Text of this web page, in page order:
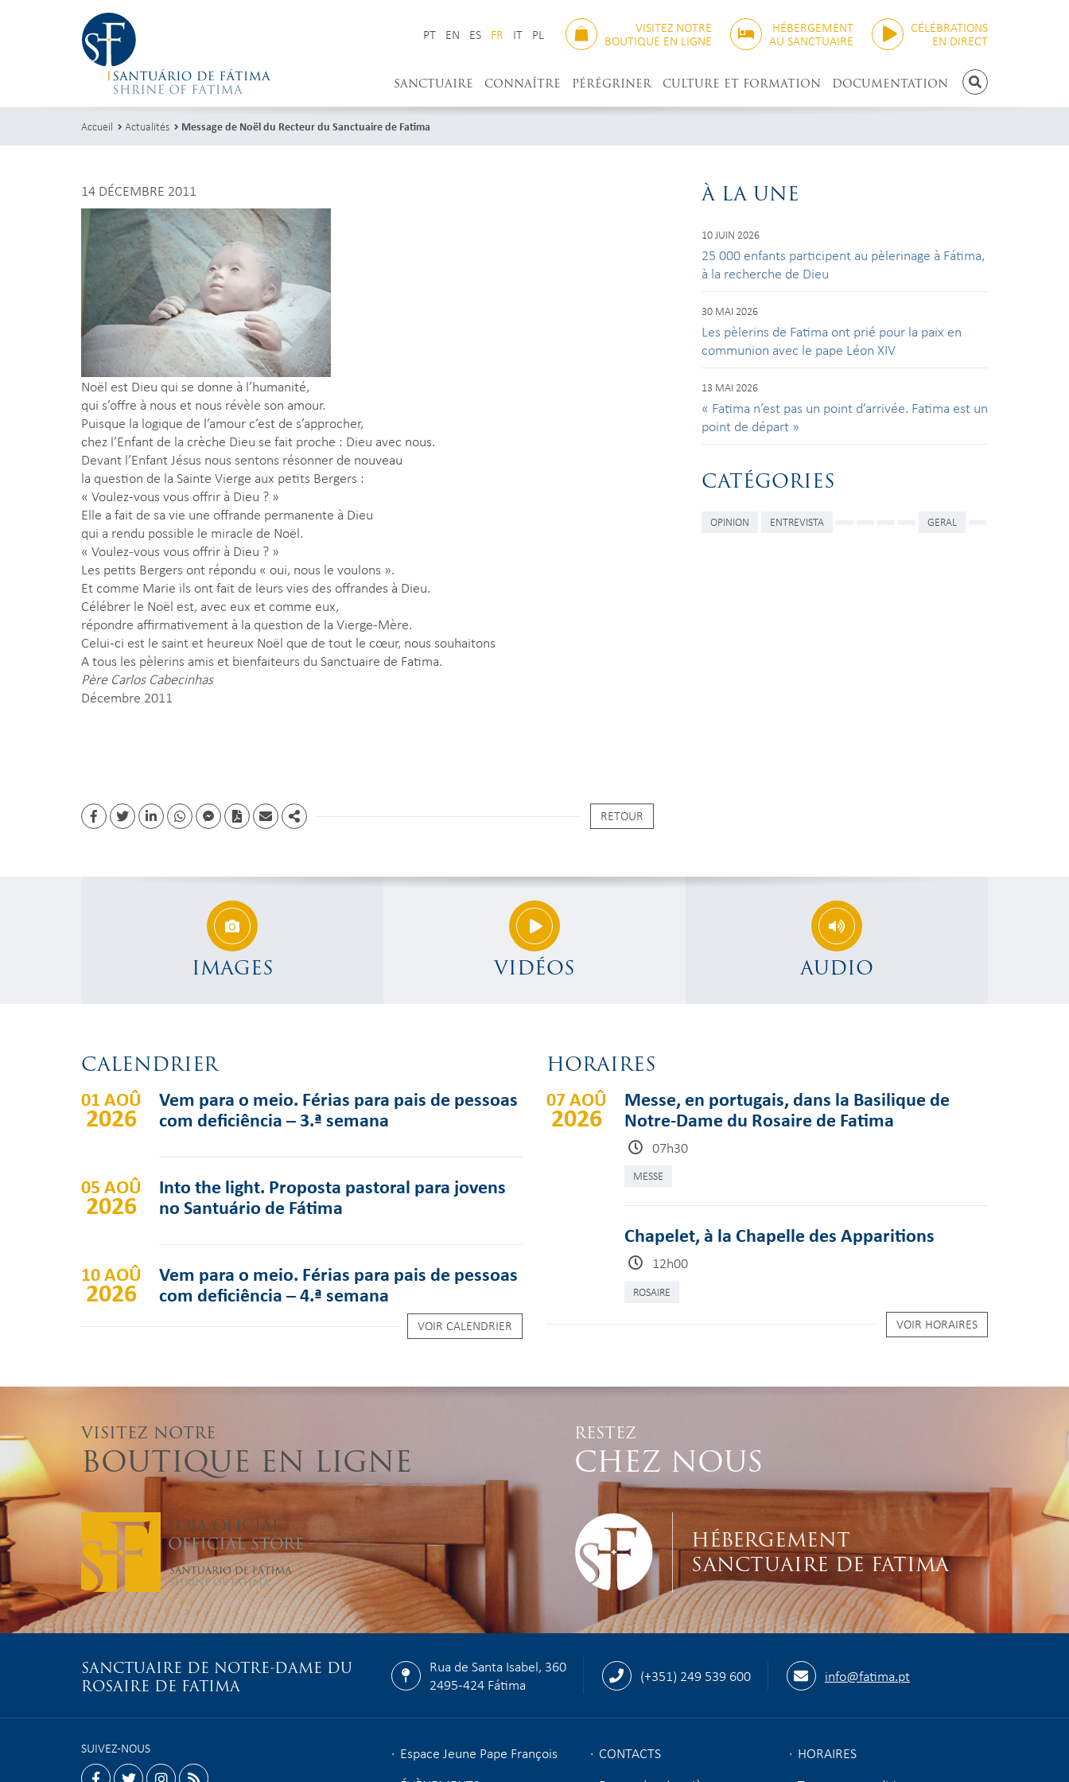
PT EN ES FR IT PL VISITEZ NOTRE
BOUTIQUE EN LIGNE
HÉBERGEMENT
AU SANCTUAIRE
CÉLÉBRATIONS
EN DIRECT
RECHERCHE
SANCTUAIRE CONNAÎTRE PÉRÉGRINER CULTURE ET FORMATION DOCUMENTATION
Accueil Actualités Message de Noël du Recteur du Sanctuaire de Fatima
14 DÉCEMBRE 2011
Noël est Dieu qui se donne à l’humanité,
qui s’offre à nous et nous révèle son amour.
Puisque la logique de l’amour c’est de s’approcher,
chez l’Enfant de la crèche Dieu se fait proche : Dieu avec nous.
Devant l’Enfant Jésus nous sentons résonner de nouveau
la question de la Sainte Vierge aux petits Bergers :
« Voulez-vous vous offrir à Dieu ? »
Elle a fait de sa vie une offrande permanente à Dieu
qui a rendu possible le miracle de Noël.
« Voulez-vous vous offrir à Dieu ? »
Les petits Bergers ont répondu « oui, nous le voulons ».
Et comme Marie ils ont fait de leurs vies des offrandes à Dieu.
Célébrer le Noël est, avec eux et comme eux,
répondre affirmativement à la question de la Vierge-Mère.
Celui-ci est le saint et heureux Noël que de tout le cœur, nous souhaitons
A tous les pèlerins amis et bienfaiteurs du Sanctuaire de Fatima.
Père Carlos Cabecinhas
Décembre 2011
FacebookTwitterLinkedinwhatsappfacebook messenger
PDF EmailShare
RETOUR
À LA UNE
10 JUIN 2026
25 000 enfants participent au pèlerinage à Fátima,
à la recherche de Dieu
30 MAI 2026
Les pèlerins de Fatima ont prié pour la paix en
communion avec le pape Léon XIV
13 MAI 2026
« Fatima n’est pas un point d’arrivée. Fatima est un
point de départ »
CATÉGORIES
OPINION ENTREVISTA GERAL
IMAGES VIDÉOS AUDIO
CALENDRIER
01 AOÛ
2026
Vem para o meio. Férias para pais de pessoas
com deficiência – 3.ª semana
05 AOÛ
2026
Into the light. Proposta pastoral para jovens
no Santuário de Fátima
10 AOÛ
2026
Vem para o meio. Férias para pais de pessoas
com deficiência – 4.ª semana
VOIR CALENDRIER
HORAIRES
07 AOÛ
2026
Messe, en portugais, dans la Basilique de
Notre-Dame du Rosaire de Fatima
07h30
MESSE
Chapelet, à la Chapelle des Apparitions
12h00
ROSAIRE
VOIR HORAIRES
VISITEZ NOTRE
BOUTIQUE EN LIGNE
RESTEZ
CHEZ NOUS
HÉBERGEMENT
SANCTUAIRE DE FATIMA
SANCTUAIRE DE NOTRE-DAME DU
ROSAIRE DE FATIMA
Rua de Santa Isabel, 360
2495-424 Fátima
(+351) 249 539 600 info@fatima.pt
Espace Jeune Pape François CONTACTS
HORAIRES
SUIVEZ-NOUS